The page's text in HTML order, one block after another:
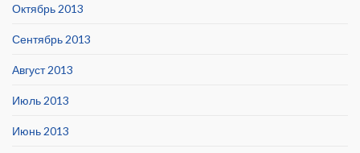
Октябрь 2013
Сентябрь 2013
Август 2013
Июль 2013
Июнь 2013